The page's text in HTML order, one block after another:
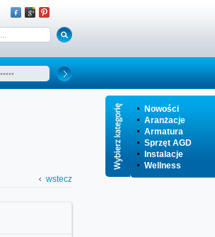
Nowości
Aranżacje
Armatura
Sprzęt AGD
Instalacje
Wellness
wstecz